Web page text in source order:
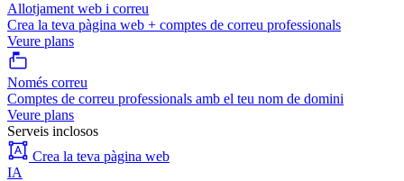
Allotjament web i correu
Crea la teva pàgina web + comptes de correu professionals
Veure plans
Només correu
Comptes de correu professionals amb el teu nom de domini
Veure plans
Serveis inclosos
Crea la teva pàgina web
IA